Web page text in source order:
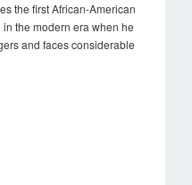
the first African-American
the modern era when he
and faces considerable